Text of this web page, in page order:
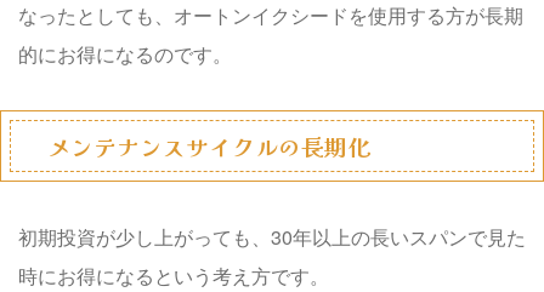
なったとしても、オートンイクシードを使用する方が長期
的にお得になるのです。
メンテナンスサイクルの長期化
初期投資が少し上がっても、30年以上の長いスパンで見た
時にお得になるという考え方です。